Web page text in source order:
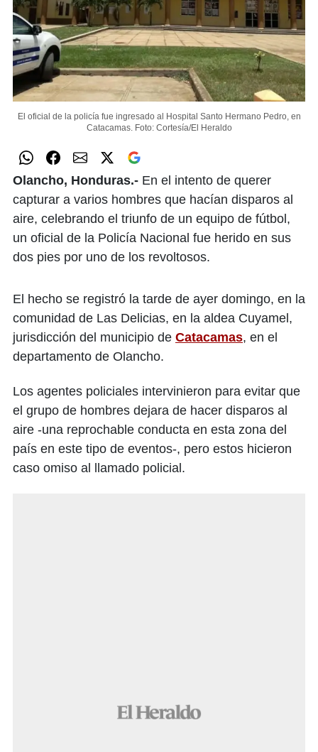
El oficial de la policía fue ingresado al Hospital Santo Hermano Pedro, en
Catacamas. Foto: Cortesía/El Heraldo
Olancho, Honduras.- En el intento de querer
capturar a varios hombres que hacían disparos al
aire, celebrando el triunfo de un equipo de fútbol,
un oficial de la Policía Nacional fue herido en sus
dos pies por uno de los revoltosos.
El hecho se registró la tarde de ayer domingo, en la
comunidad de Las Delicias, en la aldea Cuyamel,
jurisdicción del municipio de Catacamas, en el
departamento de Olancho.
Los agentes policiales intervinieron para evitar que
el grupo de hombres dejara de hacer disparos al
aire -una reprochable conducta en esta zona del
país en este tipo de eventos-, pero estos hicieron
caso omiso al llamado policial.